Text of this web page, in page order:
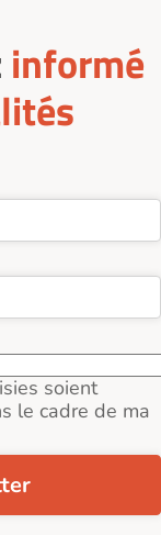
informé
soient
le cadre de ma